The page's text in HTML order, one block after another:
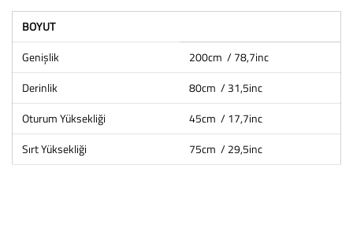
BOYUT
Genişlik
200cm / 78,7inc
Derinlik
80cm / 31,5inc
Oturum Yüksekliği
45cm / 17,7inc
Sırt Yüksekliği
75cm / 29,5inc